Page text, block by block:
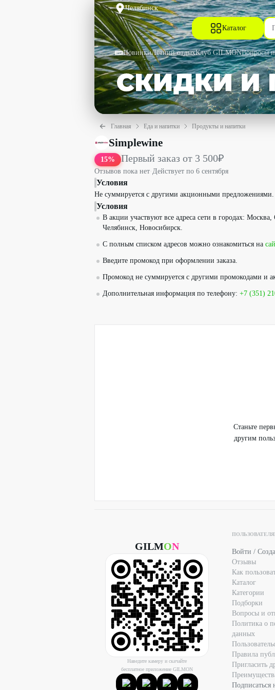
Челябинск
Каталог
НовинкиЛетний отдыхКлуб GILMONВопросы
Главная Еда и напитки Продукты и напитки
Первый заказ от 3 500₽ со скидкой 15% -
Simplewine
15% Первый заказ от 3 500₽
Отзывов пока нет·Действует по 6 сентября
Условия
Не суммируется с другими акционными предложениями.
Условия
В акции участвуют все адреса сети в городах:
Челябинск, Новосибирск.
С полным списком адресов можно ознакомиться на
Введите промокод при оформлении заказа.
Промокод не суммируется с другими промокодами и
Дополнительная информация по телефону: +7 (351)
Станьте
другим
GILMON
Наведите камеру и скачайте
бесплатное приложение GILMON
Войти /
Отзывы
Как
Каталог
Категории
Подборки
Вопросы и
Политика о
данных
Правила
Пригласить
Подписаться